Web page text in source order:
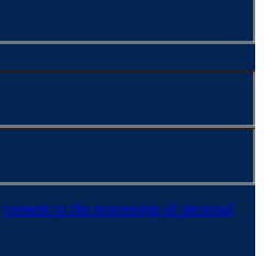
consent to the processing of personal